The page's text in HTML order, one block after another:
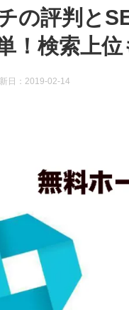
の評判と
！検索上位
日： 2019-02-14